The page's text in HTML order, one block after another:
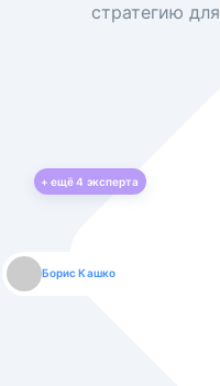
стратегию
+ ещё4 эксперта
Борис Кашко
Юлия Изоитко
Александр Кулагин
Даниил Макаров
Екатерина Лазаренко